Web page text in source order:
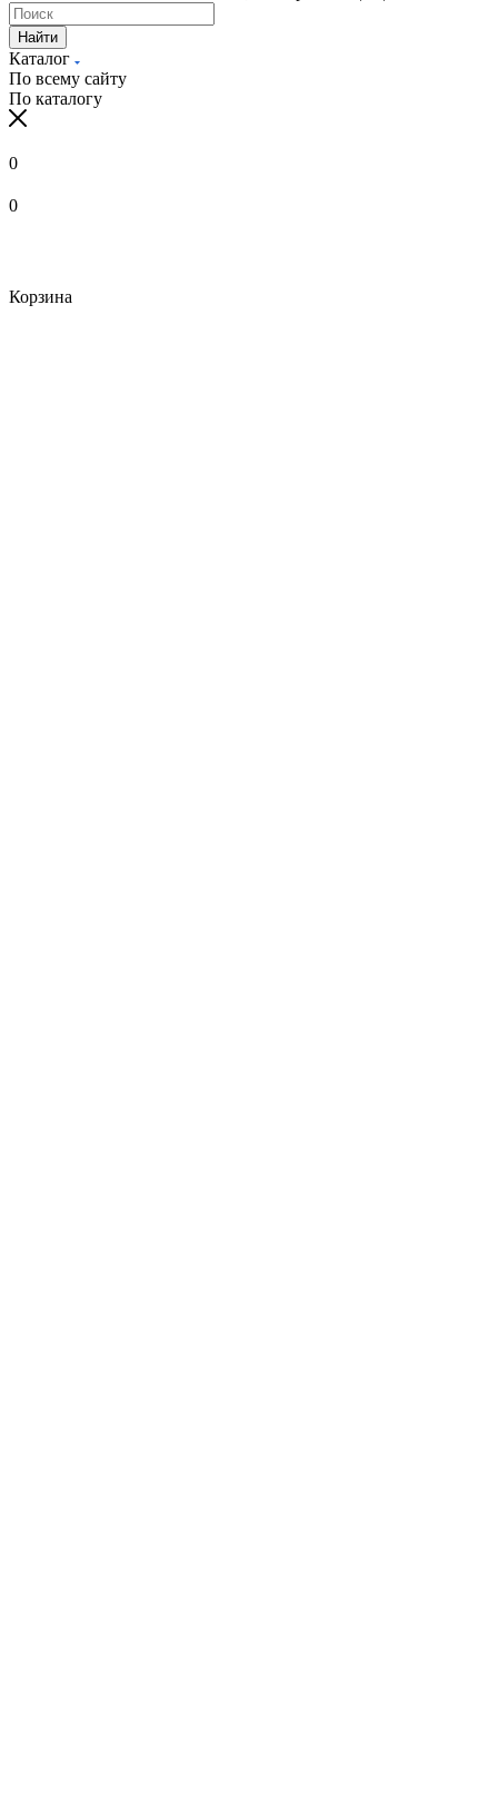
Найти
Каталог
По всему сайту
По каталогу
0
0
Корзина